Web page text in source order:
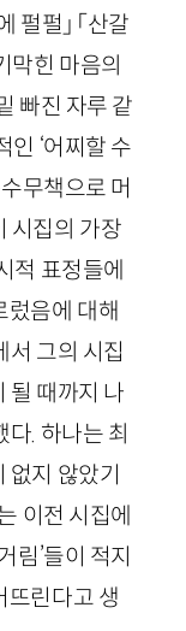
펄펄」 「산갈
막힌 마음의
빠진 자루 같
인 ‘어찌할 수
무책으로 머
시집의 가장
적 표정들에
렀음에 대해
서 그의 시집
될 때까지 나
다. 하나는 최
없지 않았기
이전 시집에
림’들이 적지
뜨린다고 생